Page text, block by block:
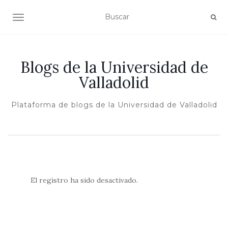
ALTERNAR NAVEGACIÓN
Blogs de la Universidad de
Valladolid
Plataforma de blogs de la Universidad de Valladolid
El registro ha sido desactivado.